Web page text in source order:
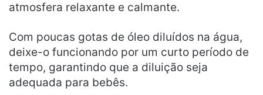
atmosfera relaxante e calmante.
Com poucas gotas de óleo diluídos na água,
deixe-o funcionando por um curto período de
tempo, garantindo que a diluição seja
adequada para bebês.